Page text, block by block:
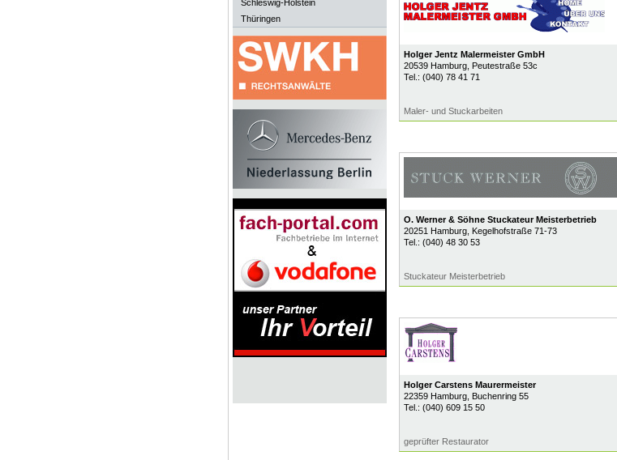
Schleswig-Holstein
Thüringen
Holger Jentz Malermeister GmbH
20539 Hamburg, Peutestraße 53c
Tel.: (040) 78 41 71
Maler- und Stuckarbeiten
O. Werner & Söhne Stuckateur Meisterbetrieb
20251 Hamburg, Kegelhofstraße 71-73
Tel.: (040) 48 30 53
Stuckateur Meisterbetrieb
Holger Carstens Maurermeister
22359 Hamburg, Buchenring 55
Tel.: (040) 609 15 50
geprüfter Restaurator